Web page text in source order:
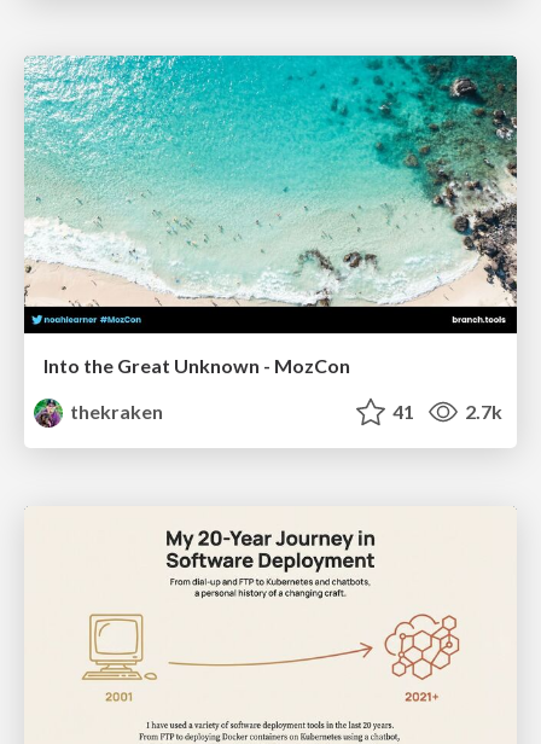
Into the Great Unknown - MozCon
thekraken
41 2.7k